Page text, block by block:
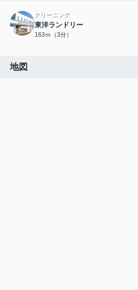
クリーニング
東洋ランドリー
163ｍ（3分）
地図